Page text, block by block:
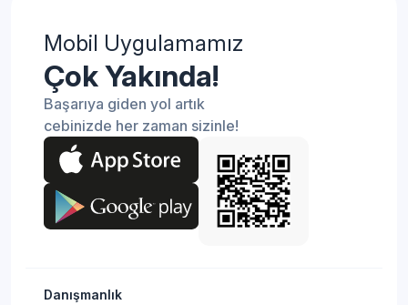
Mobil Uygulamamız
Çok Yakında!
Başarıya giden yol artık
cebinizde her zaman sizinle!
Danışmanlık